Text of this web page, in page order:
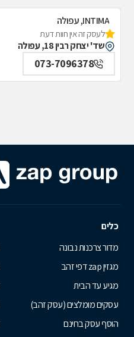
INTIMA, עפולה
לעסק זה אין חוות דעת
שד' יצחק רבין 18, עפולה
073-7096378
כלים
מדור צרכנות נבונה
מגזין zap דפי זהב
מגיע עד הבית
עסקים מומלצים (עסק זהב)
הוסף עסק בחינם